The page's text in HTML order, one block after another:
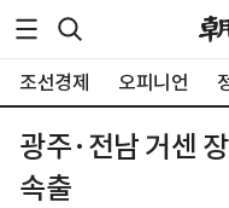
조선경제 오피니언
광주·전남 거센
속출